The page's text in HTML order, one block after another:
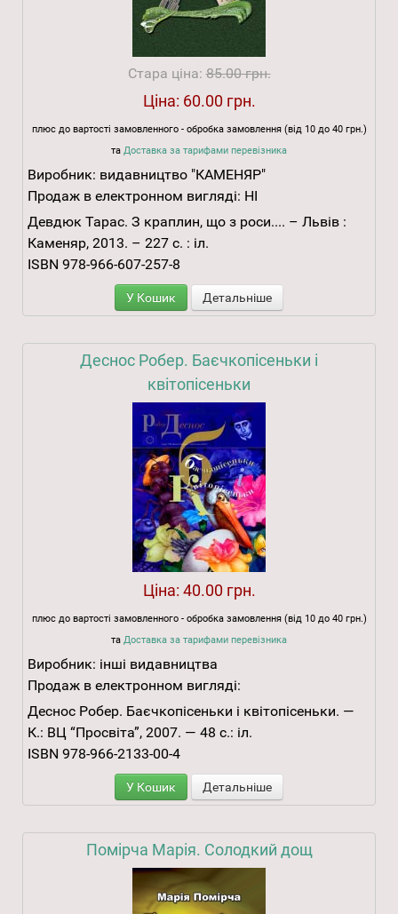
Стара ціна:85.00 грн.
Ціна: 60.00 грн.
плюс до вартості замовленного - обробка замовлення (від 10 до 40 грн.)
та Доставка за тарифами перевізника
Виробник: видавництво "КАМЕНЯР"
Продаж в електронном вигляді: НІ
Девдюк Тарас. З краплин, що з роси.... – Львів :
Каменяр, 2013. – 227 с. : іл.
ISBN 978-966-607-257-8
У Кошик Детальніше
Деснос Робер. Баєчкопісеньки і
квітопісеньки
Ціна: 40.00 грн.
плюс до вартості замовленного - обробка замовлення (від 10 до 40 грн.)
та Доставка за тарифами перевізника
Виробник: інші видавництва
Продаж в електронном вигляді:
Деснос Робер. Баєчкопісеньки і квітопісеньки. —
К.: ВЦ “Просвіта”, 2007. — 48 с.: іл.
ISBN 978-966-2133-00-4
У Кошик Детальніше
Помірча Марія. Солодкий дощ